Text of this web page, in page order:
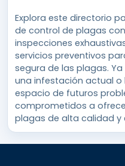
Explora este directorio
de control de plagas
inspecciones
servicios preventivos
segura de las plagas.
una infestación actual
espacio de futuros
comprometidos a
plagas de alta calidad y